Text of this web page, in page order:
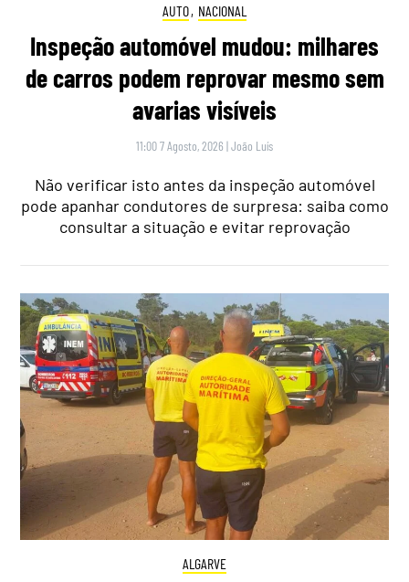
AUTO, NACIONAL
Inspeção automóvel mudou: milhares
de carros podem reprovar mesmo sem
avarias visíveis
11:00 7 Agosto, 2026 |João Luís
Não verificar isto antes da inspeção automóvel
pode apanhar condutores de surpresa: saiba como
consultar a situação e evitar reprovação
ALGARVE